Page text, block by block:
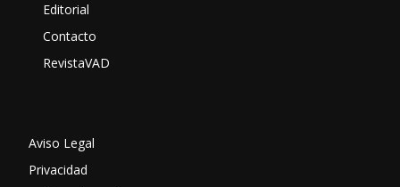
Editorial
Contacto
RevistaVAD
Aviso Legal
Privacidad